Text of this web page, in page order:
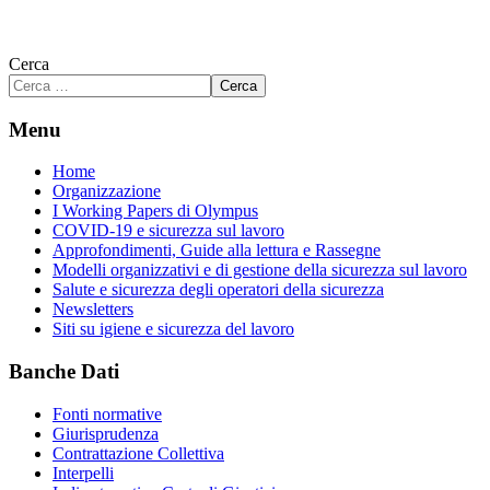
Cerca
Cerca
Menu
Home
Organizzazione
I Working Papers di Olympus
COVID-19 e sicurezza sul lavoro
Approfondimenti, Guide alla lettura e Rassegne
Modelli organizzativi e di gestione della sicurezza sul lavoro
Salute e sicurezza degli operatori della sicurezza
Newsletters
Siti su igiene e sicurezza del lavoro
Banche Dati
Fonti normative
Giurisprudenza
Contrattazione Collettiva
Interpelli